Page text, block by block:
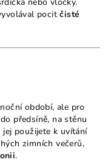
pocitčisté
období, ale pro
předsíně, na stěnu
použijete k uvítání
zimních večerů,
.